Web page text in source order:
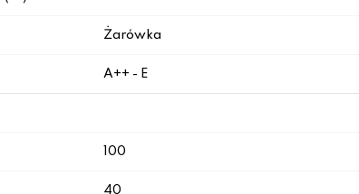
Żarówka
A++ - E
100
40